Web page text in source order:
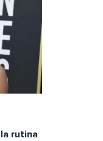
rutina